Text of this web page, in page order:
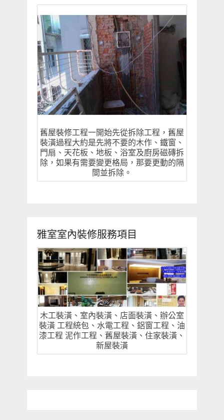
舊屋裝修工程一開始先從拆除工程，舊屋
裝潢過程大約是先將不要的木作、鐵窗、
門扇、天花板、地板、浴室及廚房磁磚拆
除，如果有需要變更格局，那要更動的隔
間並拆除。
雅室室內裝修服務項目
木工裝潢、室內裝潢、店面裝潢、辦公室
裝潢 工程統包、水電工程、鋁窗工程、油
漆工程 泥作工程、舊屋裝潢、住家裝潢、
新屋裝潢